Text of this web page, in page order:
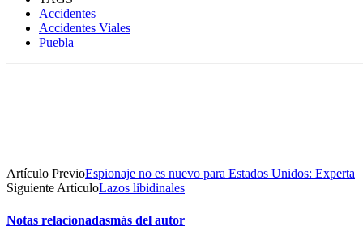
Accidentes
Accidentes Viales
Puebla
Artículo PrevioEspionaje no es nuevo para Estados Unidos: Experta
Siguiente ArtículoLazos libidinales
Notas relacionadasmás del autor